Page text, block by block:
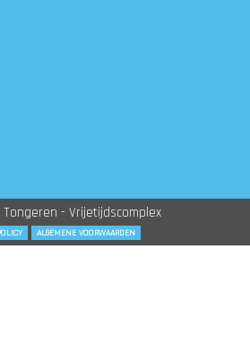
Tongeren - Vrijetijdscomplex
ALGEMENE VOORWAARDEN